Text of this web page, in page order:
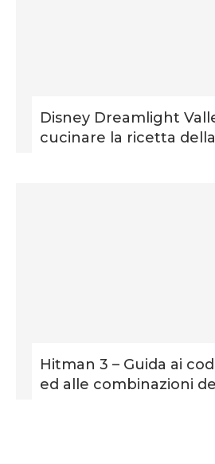
Disney Dreamlight
cucinare la ricetta
Hitman 3 – Guida ai
ed alle combinazioni